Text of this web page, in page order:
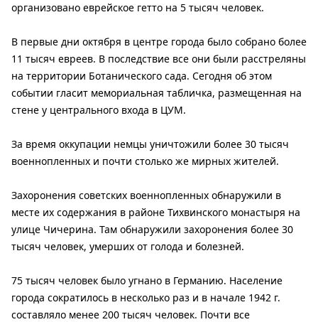
организовано еврейское гетто на 5 тысяч человек.
В первые дни октября в центре города было собрано более
11 тысяч евреев. В последствие все они были расстреляны
на территории Ботанического сада. Сегодня об этом
событии гласит мемориальная табличка, размещенная на
стене у центрального входа в ЦУМ.
За время оккупации немцы уничтожили более 30 тысяч
военнопленных и почти столько же мирных жителей.
Захоронения советских военнопленных обнаружили в
месте их содержания в районе Тихвинского монастыря на
улице Чичерина. Там обнаружили захоронения более 30
тысяч человек, умерших от голода и болезней.
75 тысяч человек было угнано в Германию. Население
города сократилось в несколько раз и в начале 1942 г.
составляло менее 200 тысяч человек. Почти все